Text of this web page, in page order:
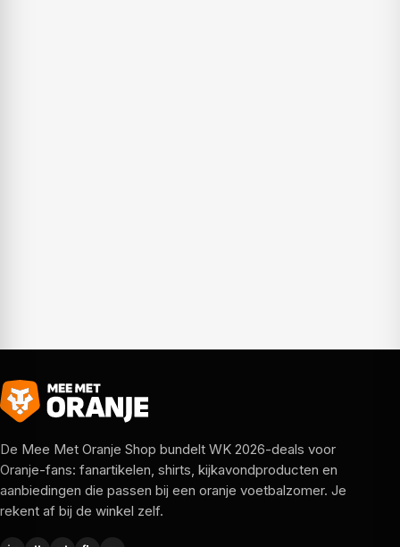
De Mee Met Oranje Shop bundelt WK 2026-deals voor
Oranje-fans: fanartikelen, shirts, kijkavondproducten en
aanbiedingen die passen bij een oranje voetbalzomer. Je
rekent af bij de winkel zelf.